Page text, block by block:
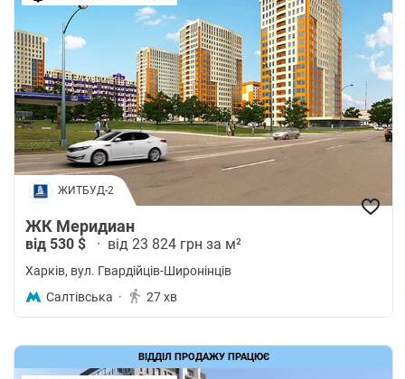
ЖИТБУД-2
ЖК Меридиан
від 530 $ · від 23 824 грн за м²
Харків, вул. Гвардійців-Широнінців
Салтівська · 27 хв
ВІДДІЛ ПРОДАЖУ ПРАЦЮЄ